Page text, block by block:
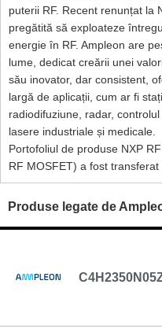
puterii RF. Recent renunțat la
pregătită să exploateze
energie în RF. Ampleon are
lume, dedicat creării unei
său inovator, dar consistent,
largă de aplicații, cum ar fi
radiodifuziune, radar,
lasere industriale și medicale.
Portofoliul de produse NXP
RF MOSFET) a fost
Produse legate de